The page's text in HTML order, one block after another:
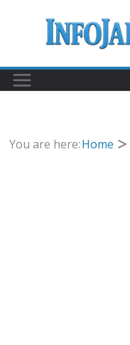
You are here:Home